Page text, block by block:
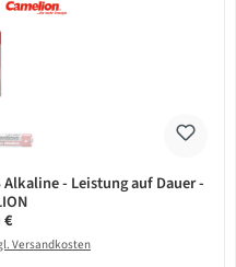
Alkaline - Leistung auf Dauer -
Preis:
€
Versandkosten